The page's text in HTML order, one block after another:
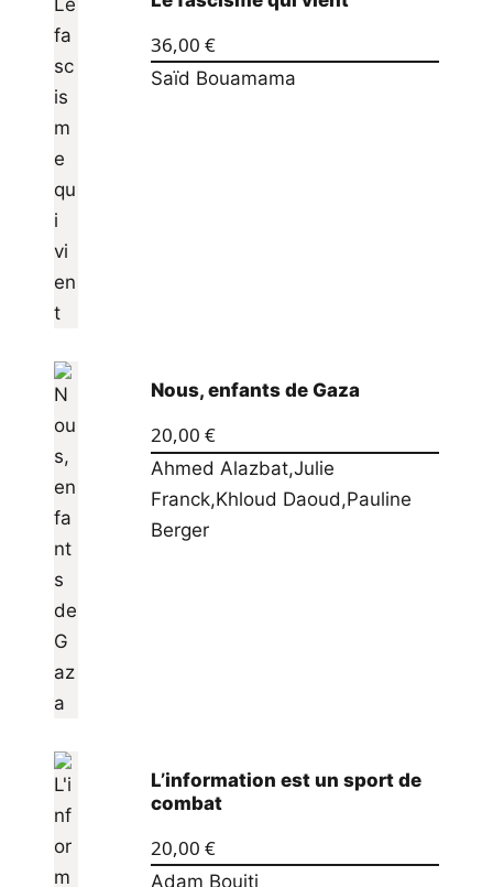
36,00 €
Saïd Bouamama
Nous, enfants de Gaza
20,00 €
Ahmed Alazbat,Julie
Franck,Khloud Daoud,Pauline
Berger
L’information est un sport de
combat
20,00 €
Adam Bouiti